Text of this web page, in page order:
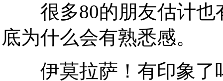
很多80的朋友估计也
底为什么会有熟悉感。
伊莫拉萨！有印象了